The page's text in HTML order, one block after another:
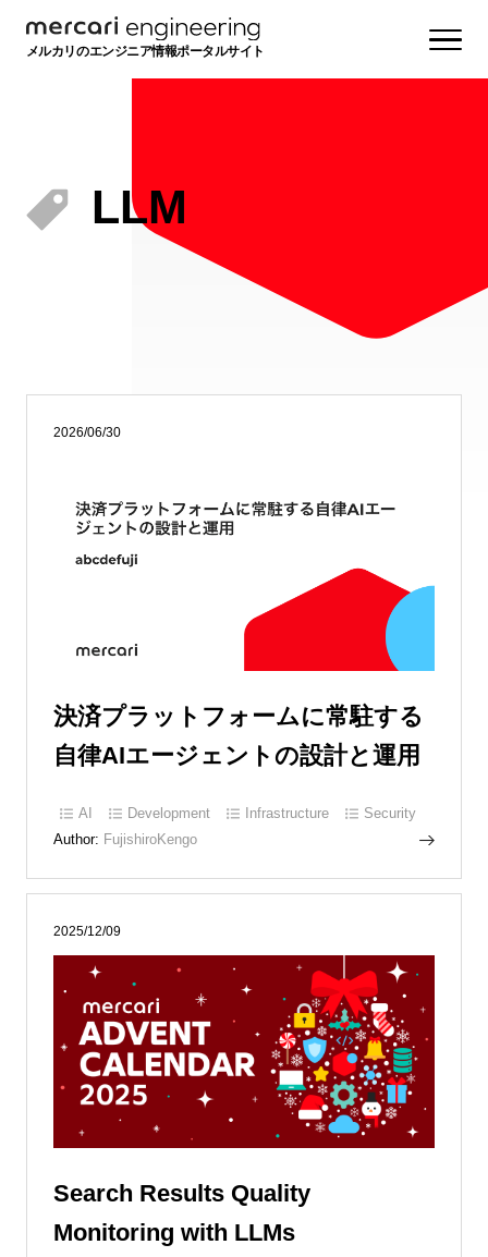
メルカリのエンジニア情報ポータルサイト
LLM
2026/06/30
決済プラットフォームに常駐する
自律AIエージェントの設計と運用
AI Development Infrastructure
Security
Author: FujishiroKengo
2025/12/09
Search Results Quality
Monitoring with LLMs